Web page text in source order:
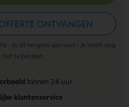
ONTVANGEN
· Je zit nergens aan vast · Je hoeft nog
niet te betalen
binnen 24 uur
klantenservice